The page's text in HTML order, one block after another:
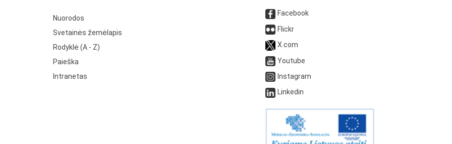
Nuorodos
Svetainės žemėlapis
Rodyklė (A - Z)
Paieška
Intranetas
Facebook
Flickr
X.com
Youtube
Instagram
Linkedin